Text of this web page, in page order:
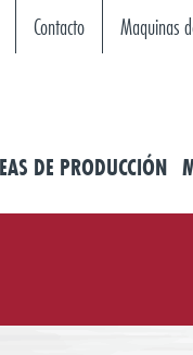
Contacto Maquinas
DE PRODUCCIÓN